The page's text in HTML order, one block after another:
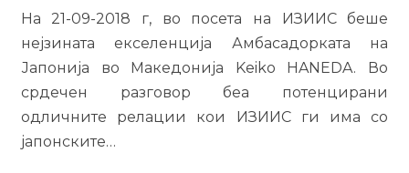
На 21-09-2018 г, во посета на ИЗИИС беше
нејзината екселенција Амбасадорката на
Јапонија во Македонија Keiko HANEDA. Во
срдечен разговор беа потенцирани
одличните релации кои ИЗИИС ги има со
јапонските…